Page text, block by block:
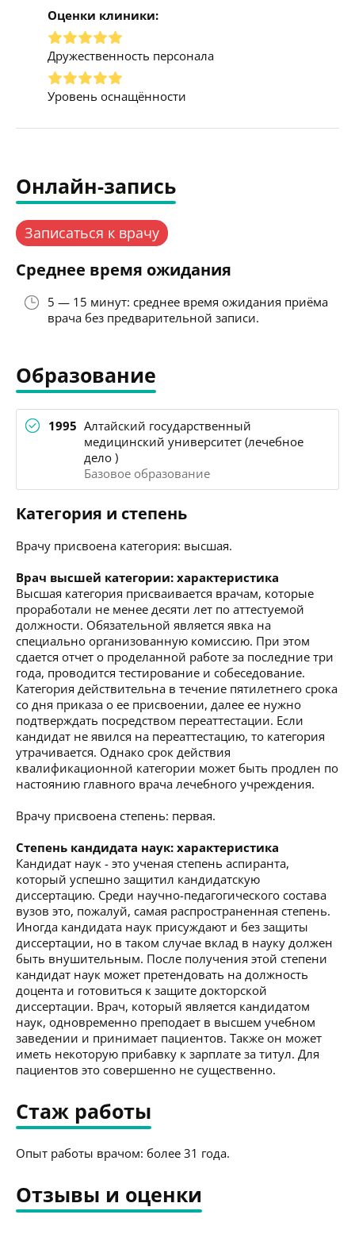
Оценки клиники:
Дружественность персонала
Уровень оснащённости
Онлайн-запись
Записаться к врачу
Среднее время ожидания
5 — 15 минут: среднее время ожидания приёма
врача без предварительной записи.
Образование
1995 Алтайский государственный
медицинский университет (лечебное
дело )
Базовое образование
Категория и степень
Врачу присвоена категория: высшая.
Врач высшей категории: характеристика
Высшая категория присваивается врачам, которые
проработали не менее десяти лет по аттестуемой
должности. Обязательной является явка на
специально организованную комиссию. При этом
сдается отчет о проделанной работе за последние три
года, проводится тестирование и собеседование.
Категория действительна в течение пятилетнего срока
со дня приказа о ее присвоении, далее ее нужно
подтверждать посредством переаттестации. Если
кандидат не явился на переаттестацию, то категория
утрачивается. Однако срок действия
квалификационной категории может быть продлен по
настоянию главного врача лечебного учреждения.
Врачу присвоена степень: первая.
Степень кандидата наук: характеристика
Кандидат наук - это ученая степень аспиранта,
который успешно защитил кандидатскую
диссертацию. Среди научно-педагогического состава
вузов это, пожалуй, самая распространенная степень.
Иногда кандидата наук присуждают и без защиты
диссертации, но в таком случае вклад в науку должен
быть внушительным. После получения этой степени
кандидат наук может претендовать на должность
доцента и готовиться к защите докторской
диссертации. Врач, который является кандидатом
наук, одновременно преподает в высшем учебном
заведении и принимает пациентов. Также он может
иметь некоторую прибавку к зарплате за титул. Для
пациентов это совершенно не существенно.
Стаж работы
Опыт работы врачом: более 31 года.
Отзывы и оценки